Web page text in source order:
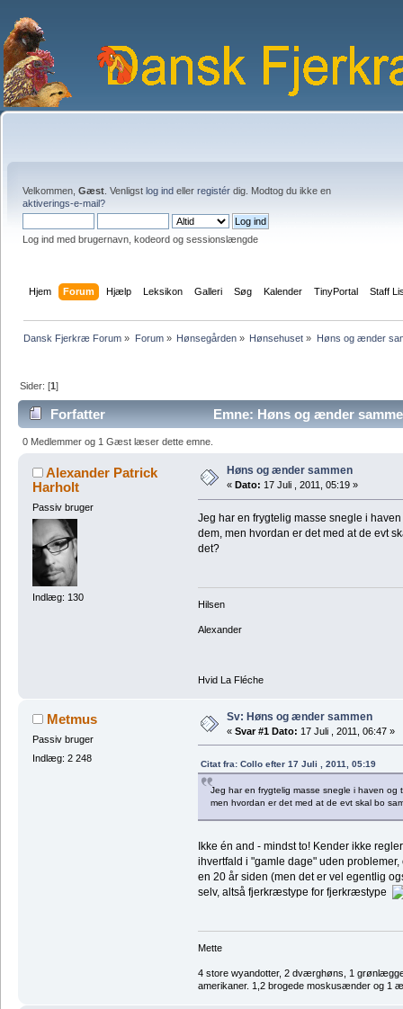
Velkommen, Gæst . Venligst log ind eller registér dig. Modtog du ikke en
aktiverings-e-mail?
Log ind med brugernavn, kodeord og sessionslængde
Hjem Forum Hjælp Leksikon Galleri Søg Kalender TinyPortal Staff
Dansk Fjerkræ Forum » Forum» Hønsegården» Hønsehuset » Høns og ænder
Sider: [1]
Forfatter Emne: Høns og ænder
0 Medlemmer og 1 Gæst læser dette emne.
Alexander Patrick
Harholt
Passiv bruger
Indlæg: 130
Høns og ænder sammen
« Dato: 17 Juli , 2011, 05:19 »
Jeg har en frygtelig masse snegle i
dem, men hvordan er det med at de evt
det?
Hilsen
Alexander
Hvid La Fléche
Metmus
Passiv bruger
Indlæg: 2 248
Sv: Høns og ænder sammen
« Svar #1 Dato: 17 Juli , 2011, 06:47 »
Citat fra: Collo efter 17 Juli , 2011, 05:19
Jeg har en frygtelig masse snegle i haven
men hvordan er det med at de evt skal bo
Ikke én and - mindst to! Kender ikke
ihvertfald i "gamle dage" uden
en 20 år siden (men det er vel egentlig
selv, altså fjerkræstype for fjerkræstype
Mette
4 store wyandotter, 2 dværghøns, 1
amerikaner. 1,2 brogede moskusænder og 1